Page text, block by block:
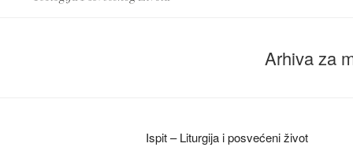
Arhiva za
Ispit – Liturgija i posvećeni život